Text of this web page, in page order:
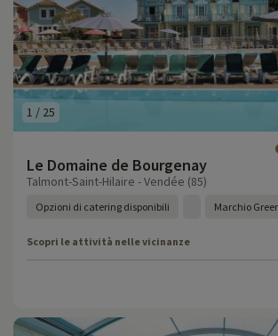
1 / 25
Le Domaine de Bourgenay
Talmont-Saint-Hilaire - Vendée (85)
Opzioni di catering disponibili Marchio
Scopri le attività nelle vicinanze